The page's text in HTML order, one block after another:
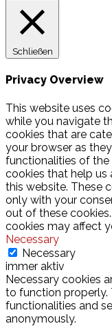
Schließen
Privacy Overview
This website uses
while you navigate
cookies that are
your browser as
functionalities of the
cookies that help us
this website. These
only with your
out of these
cookies may affect
Necessary
Necessary
immer aktiv
Necessary cookies
to function properly.
functionalities and
anonymously.